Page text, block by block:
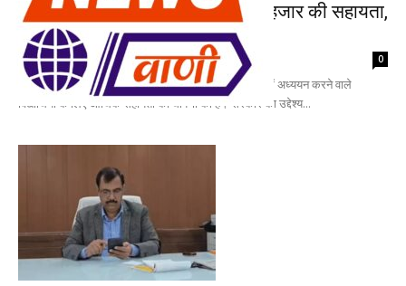
हरियाणा के ITI छात्रों को हर महीने ₹2 हजार की सहायता,
2026-27 दाखिला प्रक्रिया...
NewsvaniWeb - June 29, 2026 0
चंडीगढ़: हरियाणा सरकार ने औद्योगिक प्रशिक्षण संस्थानों (ITI) में अध्ययन करने वाले
विद्यार्थियों के लिए आर्थिक सहायता की घोषणा की है। सरकार का उद्देश्य...